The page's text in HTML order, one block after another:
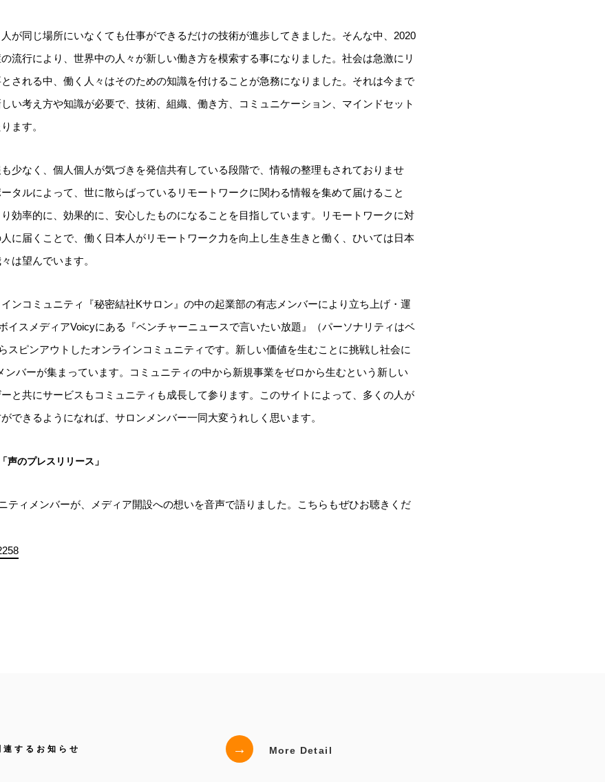
が同じ場所にいなくても仕事ができるだけの技術が進歩してきました。そんな中、2020
流行により、世界中の人々が新しい働き方を模索する事になりました。社会は急激にリ
される中、働く人々はそのための知識を付けることが急務になりました。それは今まで
い考え方や知識が必要で、技術、組織、働き方、コミュニケーション、マインドセット
ます。
少なく、個人個人が気づきを発信共有している段階で、情報の整理もされておりませ
タルによって、世に散らばっているリモートワークに関わる情報を集めて届けること
効率的に、効果的に、安心したものになることを目指しています。リモートワークに対
に届くことで、働く日本人がリモートワーク力を向上し生き生きと働く、ひいては日本
は望んでいます。
ンコミュニティ『秘密結社Kサロン』の中の起業部の有志メンバーにより立ち上げ・運
イスメディアVoicyにある『ベンチャーニュースで言いたい放題』（パーソナリティはベ
スピンアウトしたオンラインコミュニティです。新しい価値を生むことに挑戦し社会に
ンバーが集まっています。コミュニティの中から新規事業をゼロから生むという新しい
と共にサービスもコミュニティも成長して参ります。このサイトによって、多くの人が
できるようになれば、サロンメンバー一同大変うれしく思います。
声のプレスリリース」
ティメンバーが、メディア開設への想いを音声で語りました。こちらもぜひお聴きくだ
連するお知らせ → More Detail